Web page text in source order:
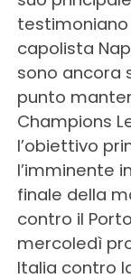
testimoniano
capolista
sono ancora
punto
Champions
l’obiettivo
l’imminente
finale della
contro il
mercoledì
Italia contro